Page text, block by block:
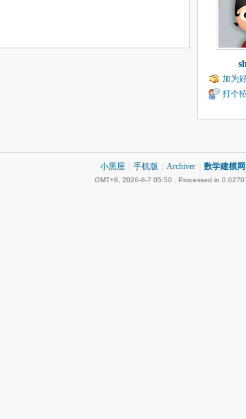
加为
打个
小黑屋 手机版 Archiver 数学建模网
GMT+8, 2026-8-7 05:50 , Processed in